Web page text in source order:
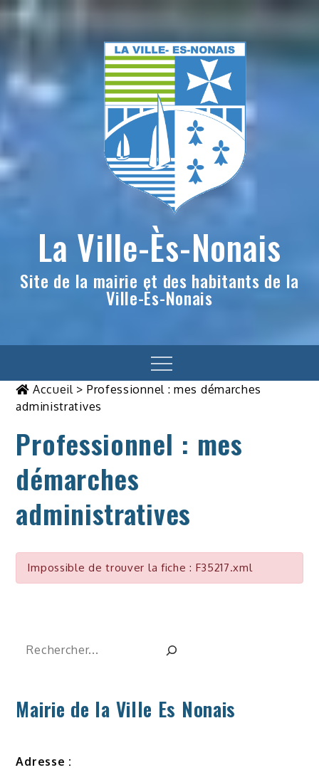
Skip
La Ville-Ès-Nonais
Site de la mairie et des habitants de la
Ville-Ès-Nonais
Menu
Accueil> Professionnel : mes démarches
administratives
Professionnel : mes
démarches
administratives
Impossible de trouver la fiche : F35217.xml
Rechercher
Mairie de la Ville Es Nonais
Adresse :